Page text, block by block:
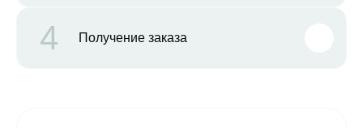
4 Получение заказа